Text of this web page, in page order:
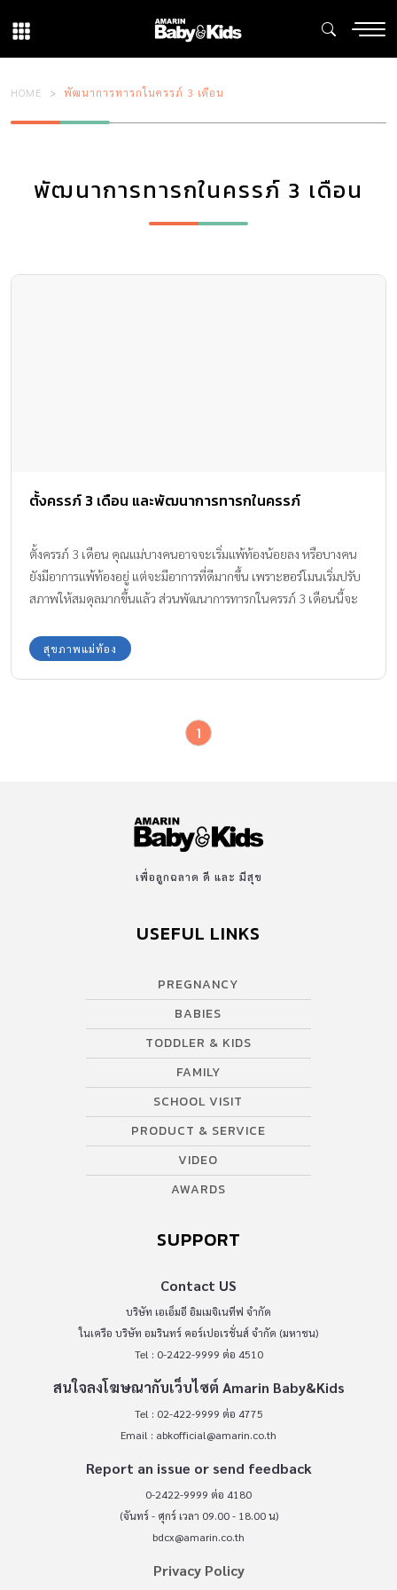
HOME พัฒนาการทารกในครรภ์ 3 เดือน
พัฒนาการทารกในครรภ์ 3 เดือน
ตั้งครรภ์ 3 เดือน และพัฒนาการทารกในครรภ์
ตั้งครรภ์ 3 เดือน คุณแม่บางคนอาจจะเริ่มแพ้ท้องน้อยลง หรือบางคน
ยังมีอาการแพ้ท้องอยู่ แต่จะมีอาการที่ดีมากขึ้น เพราะฮอร์โมนเริ่มปรับ
สภาพให้สมดุลมากขึ้นแล้ว ส่วนพัฒนาการทารกในครรภ์ 3 เดือนนี้จะ
สุขภาพแม่ท้อง
1
เพื่อลูกฉลาด ดี และ มีสุข
USEFUL LINKS
PREGNANCY
BABIES
TODDLER & KIDS
FAMILY
SCHOOL VISIT
PRODUCT & SERVICE
VIDEO
AWARDS
SUPPORT
Contact US
บริษัท เอเอ็มอี อิมเมจิเนทีฟ จำกัด
ในเครือ บริษัท อมรินทร์ คอร์เปอเรชั่นส์ จำกัด (มหาชน)
Tel : 0-2422-9999 ต่อ 4510
สนใจลงโฆษณากับเว็บไซต์ Amarin Baby&Kids
Tel : 02-422-9999 ต่อ 4775
Email : abkofficial@amarin.co.th
Report an issue or send feedback
0-2422-9999 ต่อ 4180
(จันทร์ - ศุกร์ เวลา 09.00 - 18.00 น)
bdcx@amarin.co.th
Privacy Policy